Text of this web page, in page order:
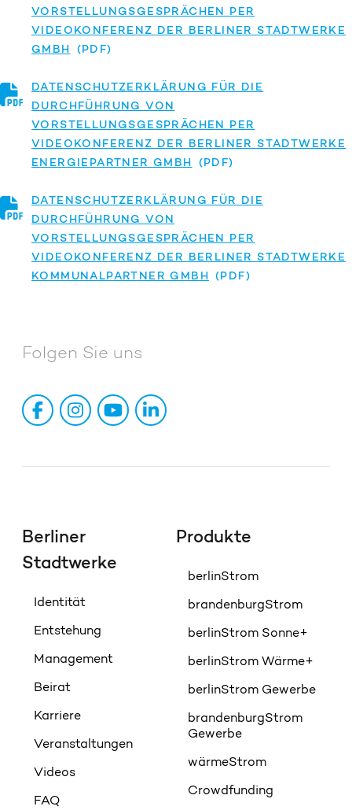
VORSTELLUNGSGESPRÄCHEN PER
VIDEOKONFERENZ DER BERLINER STADTWERKE
GMBH
DATENSCHUTZERKLÄRUNG FÜR DIE
DURCHFÜHRUNG VON
VORSTELLUNGSGESPRÄCHEN PER
VIDEOKONFERENZ DER BERLINER STADTWERKE
ENERGIEPARTNER GMBH
DATENSCHUTZERKLÄRUNG FÜR DIE
DURCHFÜHRUNG VON
VORSTELLUNGSGESPRÄCHEN PER
VIDEOKONFERENZ DER BERLINER STADTWERKE
KOMMUNALPARTNER GMBH
Folgen Sie uns
Berliner
Stadtwerke
Identität
Entstehung
Management
Beirat
Karriere
Veranstaltungen
Videos
FAQ
Produkte
berlinStrom
brandenburgStrom
berlinStrom Sonne+
berlinStrom Wärme+
berlinStrom Gewerbe
brandenburgStrom
Gewerbe
wärmeStrom
Crowdfunding